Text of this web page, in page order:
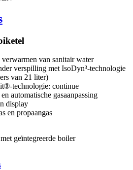
van sanitair water
verspilling met IsoDyn³-technologie
van 21 liter)
technologie: continue
automatische gasaanpassing
display
en propaangas
geïntegreerde boiler